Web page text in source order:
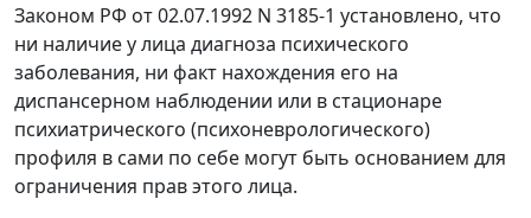
Законом РФ от 02.07.1992 N 3185-1 установлено, что
ни наличие у лица диагноза психического
заболевания, ни факт нахождения его на
диспансерном наблюдении или в стационаре
психиатрического (психоневрологического)
профиля в сами по себе могут быть основанием для
ограничения прав этого лица.